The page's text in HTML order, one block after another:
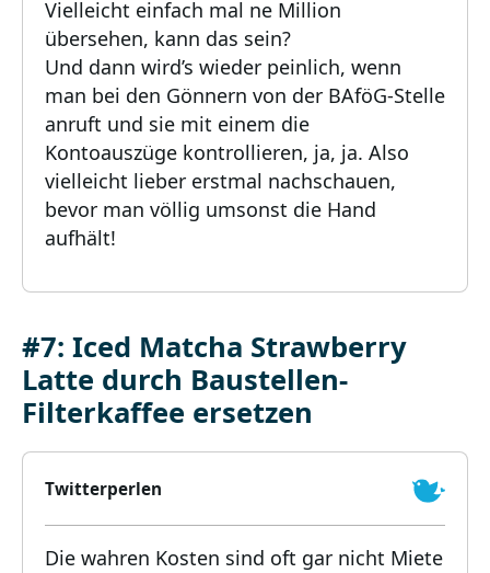
Vielleicht einfach mal ne Million
übersehen, kann das sein?
Und dann wird’s wieder peinlich, wenn
man bei den Gönnern von der BAföG-Stelle
anruft und sie mit einem die
Kontoauszüge kontrollieren, ja, ja. Also
vielleicht lieber erstmal nachschauen,
bevor man völlig umsonst die Hand
aufhält!
#7: Iced Matcha Strawberry
Latte durch Baustellen-
Filterkaffee ersetzen
Twitterperlen
Die wahren Kosten sind oft gar nicht Miete